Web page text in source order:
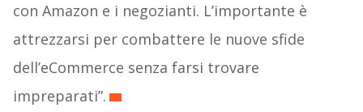
con Amazon e i negozianti. L’importante è
attrezzarsi per combattere le nuove sfide
dell’eCommerce senza farsi trovare
impreparati”.